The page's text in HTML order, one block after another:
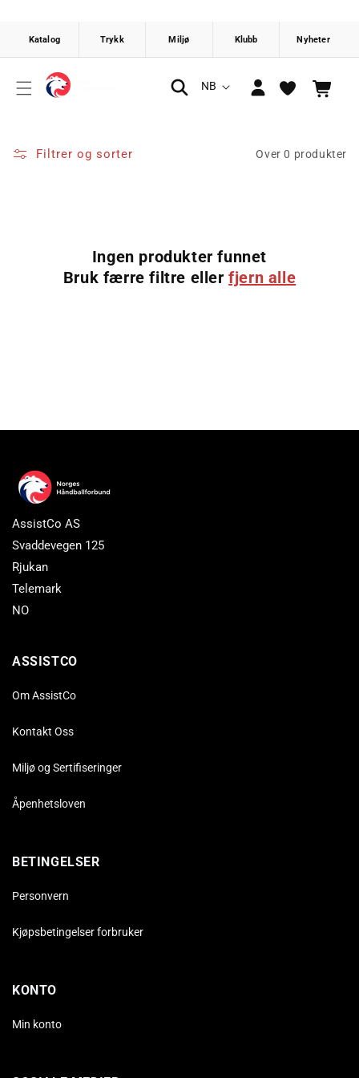
innholdet
S
NB
inn
Handlekurv
Filtrer og sorter Over 0 produkter
Ingen produkter funnet
Bruk færre filtre ellerfjern alle
AssistCo AS
Svaddevegen 125
Rjukan
Telemark
NO
ASSISTCO
Om AssistCo
Kontakt Oss
Miljø og Sertifiseringer
Åpenhetsloven
BETINGELSER
Personvern
Kjøpsbetingelser forbruker
KONTO
Min konto